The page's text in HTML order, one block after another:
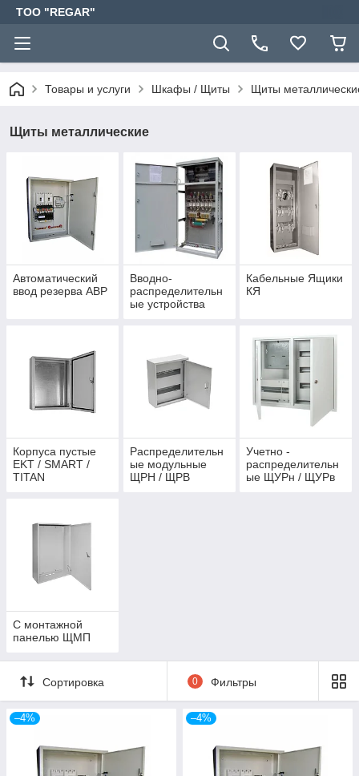
TOO "REGAR"
Товары и услуги Шкафы / Щиты Щиты
Щиты металлические
Автоматический
ввод резерва АВР
Вводно-
распределительн
ые устройства
Кабельные Ящики
КЯ
Корпуса пустые
EKT / SMART /
TITAN
Распределительн
ые модульные
ЩРН / ЩРВ
Учетно -
распределительн
ые ЩУРн / ЩУРв
С монтажной
панелью ЩМП
Сортировка 0 Фильтры
–4% –4%